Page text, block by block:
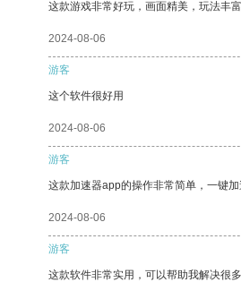
这款游戏非常好玩，画面精美，玩法丰
2024-08-06
游客
这个软件很好用
2024-08-06
游客
这款加速器app的操作非常简单，一键加
2024-08-06
游客
这款软件非常实用，可以帮助我解决很